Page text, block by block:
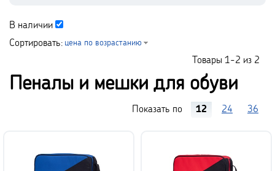
В наличии
Сортировать: цена по возрастанию
Товары 1-2 из 2
Пеналы и мешки для обуви
Показать по 12 24 36